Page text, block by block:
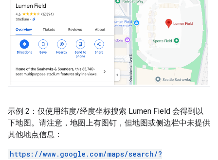
示例 2：仅使用纬度/经度坐标搜索 Lumen Field 会得到以
下地图。请注意，地图上有图钉，但地图或侧边栏中未提供
其他地点信息：
https://www.google.com/maps/search/?